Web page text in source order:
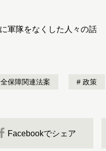
軍隊をなくした人々の話
保障関連法案 政策
Facebookでシェア